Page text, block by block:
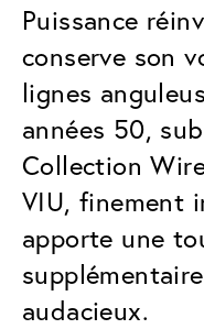
Puissance
conserve son
lignes
années 50,
Collection
VIU, finement
apporte une
audacieux.